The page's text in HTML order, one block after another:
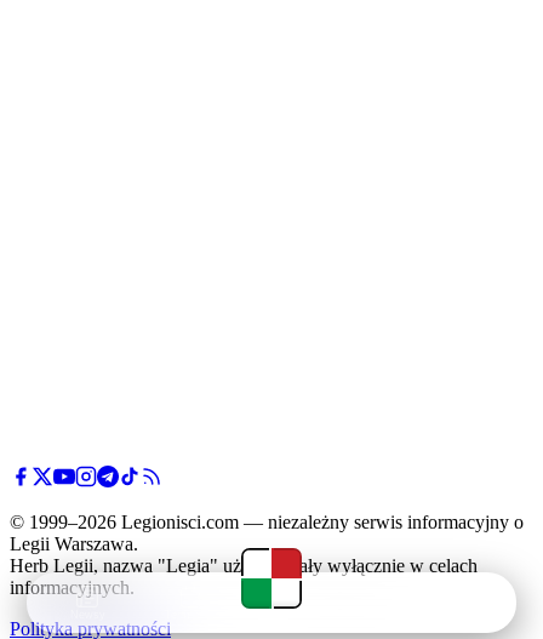
© 1999–2026 Legionisci.com — niezależny serwis informacyjny o
Legii Warszawa.
Herb Legii, nazwa "Legia" użyte zostały wyłącznie w celach
informacyjnych.
Polityka prywatności